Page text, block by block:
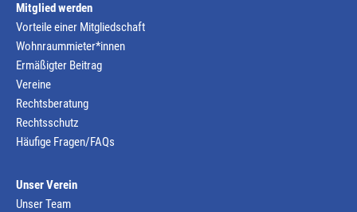
Mitglied werden
Vorteile einer Mitgliedschaft
Wohnraummieter*innen
Ermäßigter Beitrag
Vereine
Rechtsberatung
Rechtsschutz
Häufige Fragen/FAQs
Unser Verein
Unser Team